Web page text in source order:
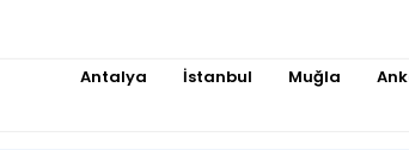
Antalya İstanbul Muğla